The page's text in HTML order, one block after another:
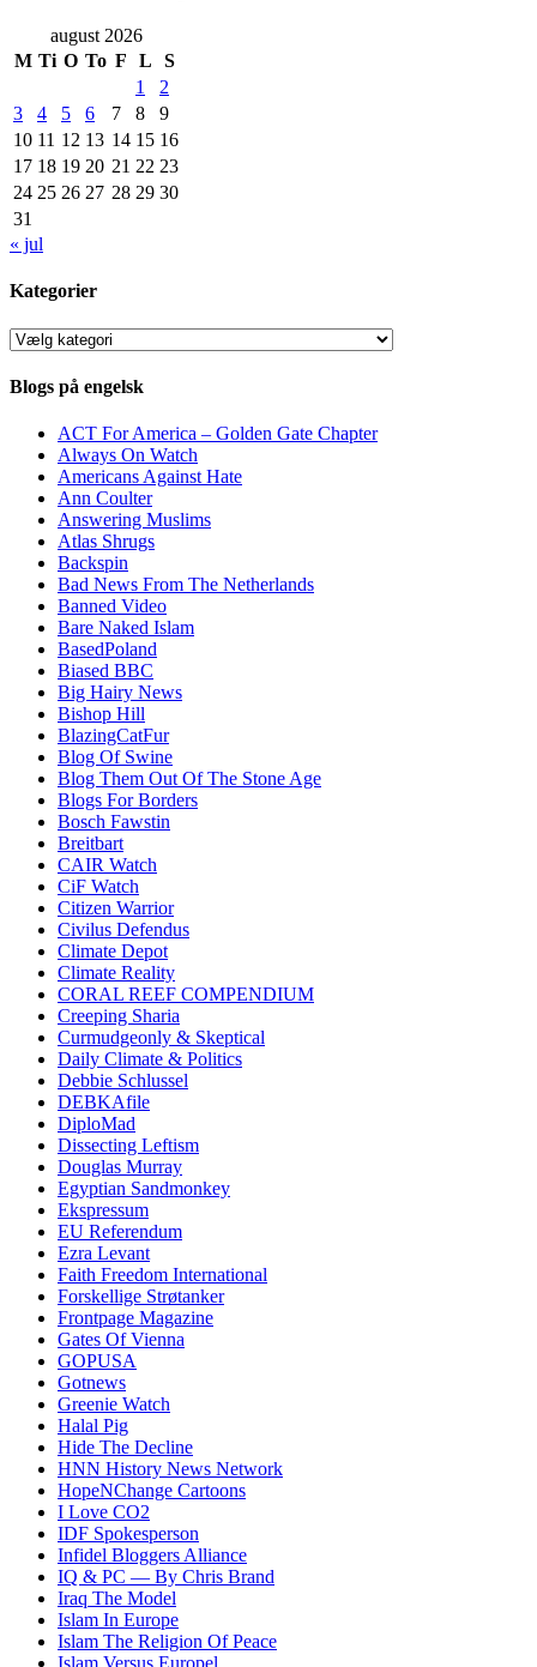
august 2026
M Ti O To F L
S
1
2
3
4 5 6 7 8
9
10 11 12 13 14 15 16
17 18 19 20 21 22 23
24 25 26 27 28 29 30
31
« jul
Kategorier
Kategorier
Blogs på engelsk
ACT For America – Golden Gate Chapter
Always On Watch
Americans Against Hate
Ann Coulter
Answering Muslims
Atlas Shrugs
Backspin
Bad News From The Netherlands
Banned Video
Bare Naked Islam
BasedPoland
Biased BBC
Big Hairy News
Bishop Hill
BlazingCatFur
Blog Of Swine
Blog Them Out Of The Stone Age
Blogs For Borders
Bosch Fawstin
Breitbart
CAIR Watch
CiF Watch
Citizen Warrior
Civilus Defendus
Climate Depot
Climate Reality
CORAL REEF COMPENDIUM
Creeping Sharia
Curmudgeonly & Skeptical
Daily Climate & Politics
Debbie Schlussel
DEBKAfile
DiploMad
Dissecting Leftism
Douglas Murray
Egyptian Sandmonkey
Ekspressum
EU Referendum
Ezra Levant
Faith Freedom International
Forskellige Strøtanker
Frontpage Magazine
Gates Of Vienna
GOPUSA
Gotnews
Greenie Watch
Halal Pig
Hide The Decline
HNN History News Network
HopeNChange Cartoons
I Love CO2
IDF Spokesperson
Infidel Bloggers Alliance
IQ & PC — By Chris Brand
Iraq The Model
Islam In Europe
Islam The Religion Of Peace